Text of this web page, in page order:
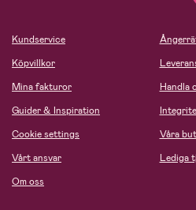
Kundservice
Köpvillkor
Mina fakturor
Guider & Inspiration
Cookie settings
Vårt ansvar
Om oss
Handla
Våra
Lediga